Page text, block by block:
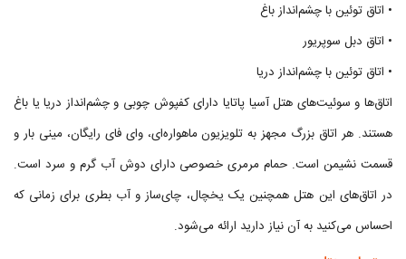
• اتاق توئین با چشم‌انداز باغ
• اتاق دبل سوپریور
• اتاق توئین با چشم‌انداز دریا
اتاق‌ها و سوئیت‌های هتل آسیا پاتایا دارای کفپوش چوبی و چشم‌انداز دریا یا باغ
هستند. هر اتاق بزرگ مجهز به تلویزیون ماهواره‌ای، وای فای رایگان، مینی بار و
قسمت نشیمن است. حمام مرمری خصوصی دارای دوش آب گرم و سرد است.
در اتاق‌های این هتل همچنین یک یخچال، چای‌ساز و آب بطری برای زمانی که
احساس می‌کنید به آن نیاز دارید ارائه می‌شود.